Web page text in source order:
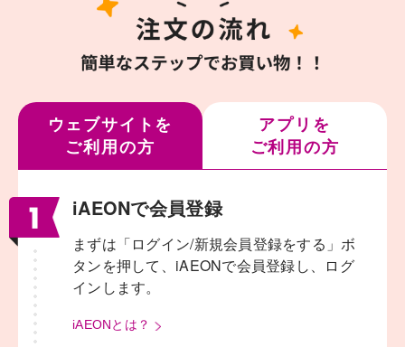
ウェブサイトを
ご利用の方
アプリを
ご利用の方
iAEONで会員登録
まずは「ログイン/新規会員登録をする」ボ
タンを押して、 iAEONで会員登録し、ログ
インします。
iAEONとは？